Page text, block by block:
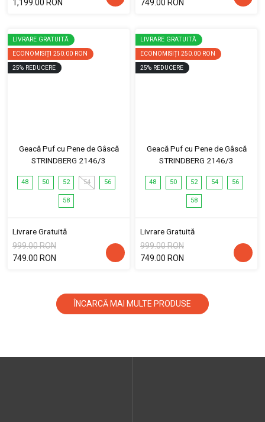
1,199.00 RON 749.00 RON
LIVRARE GRATUITĂ
ECONOMISIȚI 250.00 RON
25% REDUCERE
Geacă Puf cu Pene de Gâscă
STRINDBERG 2146/3
48 50 52 54 56
58
Livrare Gratuită
999.00 RON
749.00 RON
LIVRARE GRATUITĂ
ECONOMISIȚI 250.00 RON
25% REDUCERE
Geacă Puf cu Pene de Gâscă
STRINDBERG 2146/3
48 50 52 54 56
58
Livrare Gratuită
999.00 RON
749.00 RON
ÎNCARCĂ MAI MULTE PRODUSE